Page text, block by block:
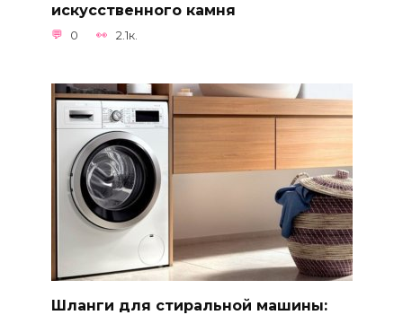
искусственного камня
0 2.1к.
Шланги для стиральной машины: